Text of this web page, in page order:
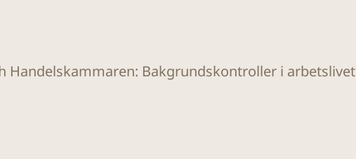
Handelskammaren: Bakgrundskontroller i arbetslivet